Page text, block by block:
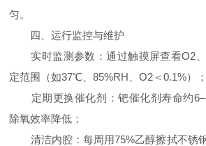
匀。
四、运行监控与维护
实时监测参数：通过触摸屏查看O2、
定范围（如37℃、85%RH、O2＜0.1%）；
定期更换催化剂：钯催化剂寿命约
除氧效率降低；
清洁内腔：每周用75%乙醇擦拭不锈